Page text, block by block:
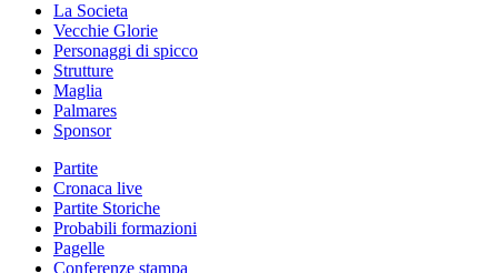
La Societa
Vecchie Glorie
Personaggi di spicco
Strutture
Maglia
Palmares
Sponsor
Partite
Cronaca live
Partite Storiche
Probabili formazioni
Pagelle
Conferenze stampa